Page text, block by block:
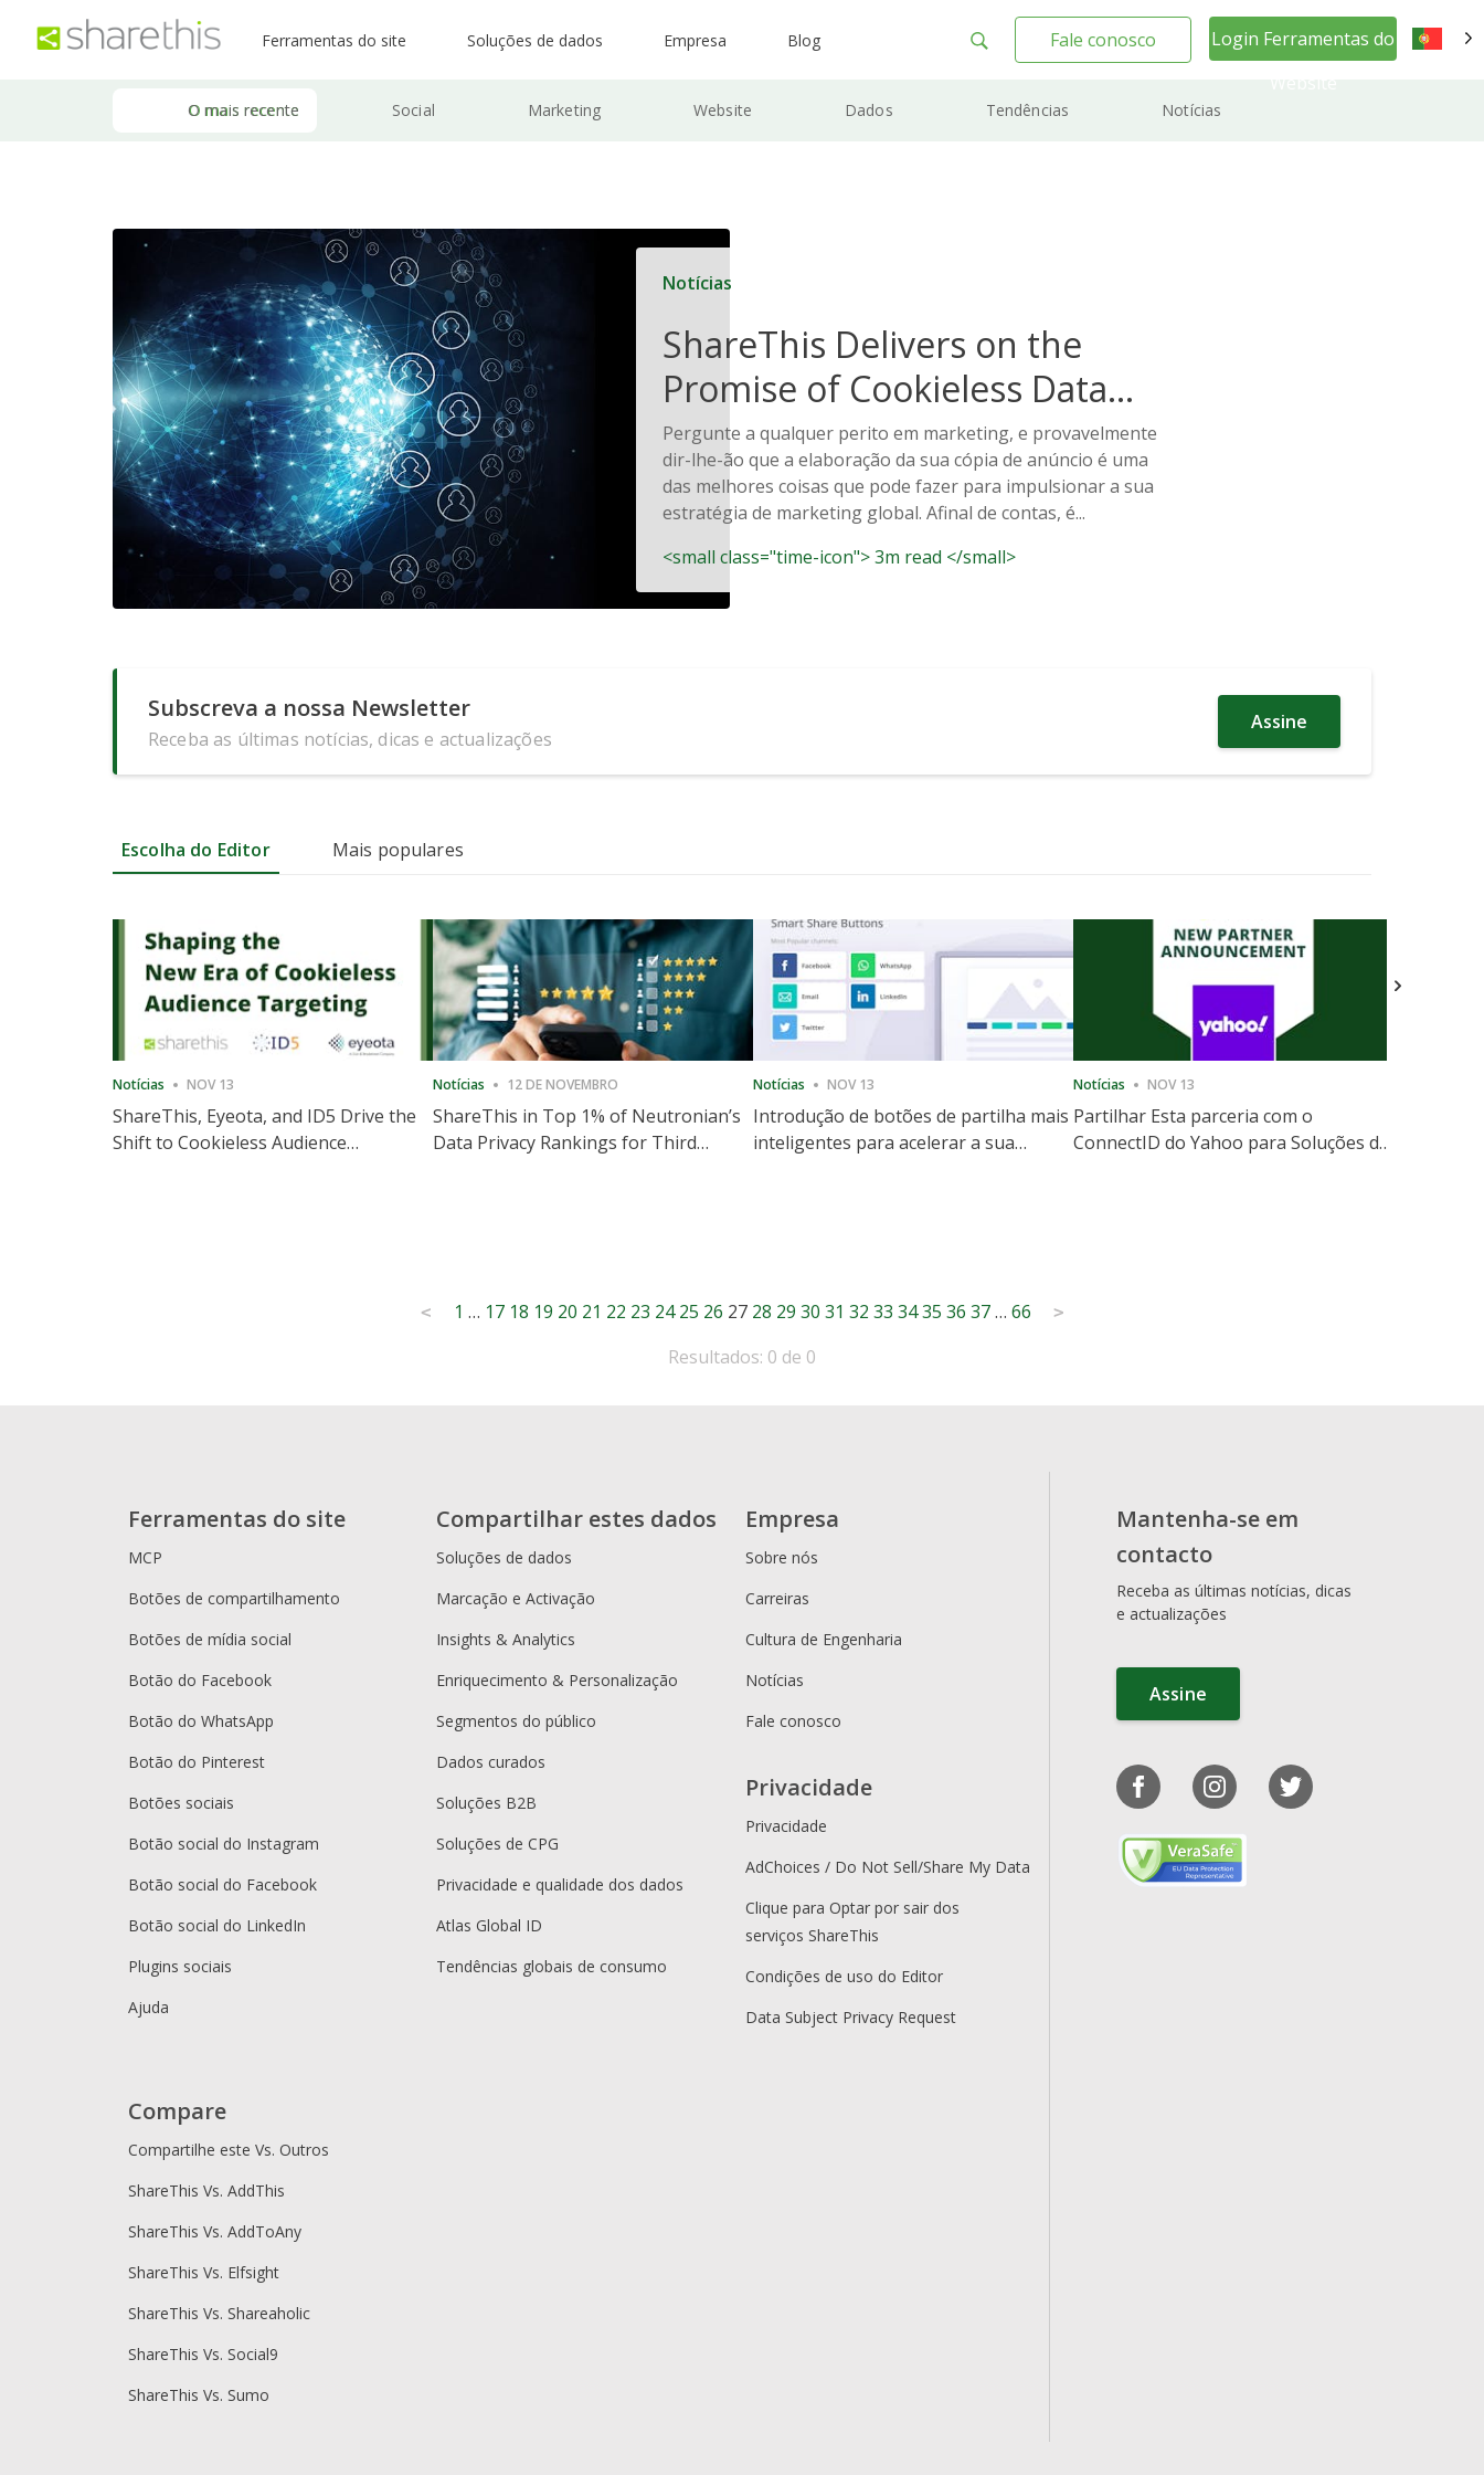
Ferramentas do site Soluções de dados Empresa Blog Fale conosco
Login Ferramentas do
O mais recente Social Marketing Website Dados Tendências Notícias
Notícias
ShareThis Delivers on the
Promise of Cookieless Data
Solutions
Pergunte a qualquer perito em marketing, e provavelmente
dir-lhe-ão que a elaboração da sua cópia de anúncio é uma
das melhores coisas que pode fazer para impulsionar a sua
estratégia de marketing global. Afinal de contas, é...
<small class="time-icon"> 3m read </small>
Subscreva a nossa Newsletter
Receba as últimas notícias, dicas e actualizações
Assine
Escolha do Editor Mais populares
Notícias NOV 13
ShareThis, Eyeota, and ID5 Drive the
Shift to Cookieless Audience
Notícias 12 DE NOVEMBRO
ShareThis in Top 1% of Neutronian’s
Data Privacy Rankings for Third
Notícias NOV 13
Introdução de botões de partilha mais
inteligentes para acelerar a sua
Notícias NOV 13
Partilhar Esta parceria com o
ConnectID do Yahoo para Soluções de
< 1 … 17 18 19 20 21 22 23 24 25 26 27 28 29 30 31 32 33 34 35 36 37 … 66 >
Resultados: 0 de 0
Ferramentas do site
MCP
Botões de compartilhamento
Botões de mídia social
Botão do Facebook
Botão do WhatsApp
Botão do Pinterest
Botões sociais
Botão social do Instagram
Botão social do Facebook
Botão social do LinkedIn
Plugins sociais
Ajuda
Compartilhar estes dados
Soluções de dados
Marcação e Activação
Insights & Analytics
Enriquecimento & Personalização
Segmentos do público
Dados curados
Soluções B2B
Soluções de CPG
Privacidade e qualidade dos dados
Atlas Global ID
Tendências globais de consumo
Empresa
Sobre nós
Carreiras
Cultura de Engenharia
Notícias
Fale conosco
Privacidade
Privacidade
AdChoices / Do Not Sell/Share My Data
Clique para Optar por sair dos
serviços ShareThis
Condições de uso do Editor
Data Subject Privacy Request
Compare
Compartilhe este Vs. Outros
ShareThis Vs. AddThis
ShareThis Vs. AddToAny
ShareThis Vs. Elfsight
ShareThis Vs. Shareaholic
ShareThis Vs. Social9
ShareThis Vs. Sumo
Mantenha-se em
contacto
Receba as últimas notícias, dicas
e actualizações
Assine